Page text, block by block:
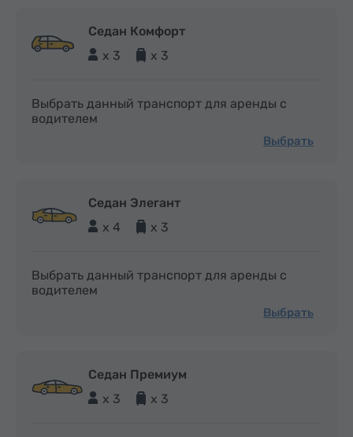
Седан Комфорт
x 3
x 3
Выбрать данный транспорт для аренды с
водителем
Выбрать
Седан Элегант
x 4
x 3
Выбрать данный транспорт для аренды с
водителем
Выбрать
Седан Премиум
x 3
x 3